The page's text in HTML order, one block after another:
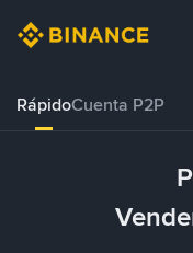
RápidoCuenta P2P